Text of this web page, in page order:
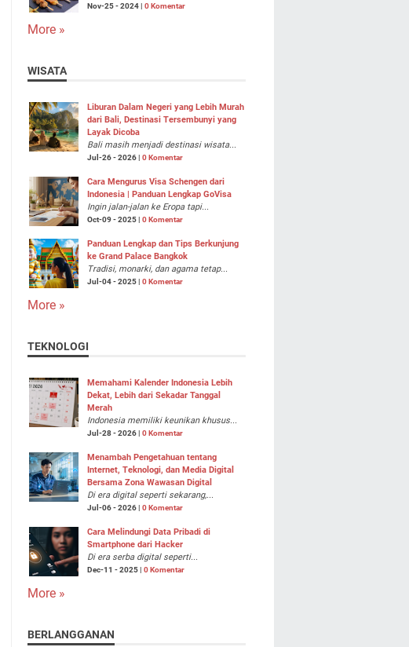
Nov-25 - 2024 | 0 Komentar
More »
WISATA
Liburan Dalam Negeri yang Lebih Murah
dari Bali, Destinasi Tersembunyi yang
Layak Dicoba
Bali masih menjadi destinasi wisata...
Jul-26 - 2026 | 0 Komentar
Cara Mengurus Visa Schengen dari
Indonesia | Panduan Lengkap GoVisa
Ingin jalan-jalan ke Eropa tapi...
Oct-09 - 2025 | 0 Komentar
Panduan Lengkap dan Tips Berkunjung
ke Grand Palace Bangkok
Tradisi, monarki, dan agama tetap...
Jul-04 - 2025 | 0 Komentar
More »
TEKNOLOGI
Memahami Kalender Indonesia Lebih
Dekat, Lebih dari Sekadar Tanggal
Merah
Indonesia memiliki keunikan khusus...
Jul-28 - 2026 | 0 Komentar
Menambah Pengetahuan tentang
Internet, Teknologi, dan Media Digital
Bersama Zona Wawasan Digital
Di era digital seperti sekarang,...
Jul-06 - 2026 | 0 Komentar
Cara Melindungi Data Pribadi di
Smartphone dari Hacker
Di era serba digital seperti...
Dec-11 - 2025 | 0 Komentar
More »
BERLANGGANAN